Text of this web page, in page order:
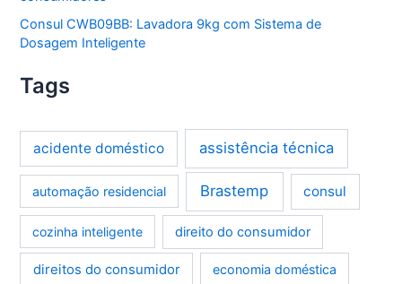
Consul CWB09BB: Lavadora 9kg com Sistema de
Dosagem Inteligente
Tags
acidente doméstico assistência técnica
automação residencial Brastemp consul
cozinha inteligente direito do consumidor
direitos do consumidor economia doméstica